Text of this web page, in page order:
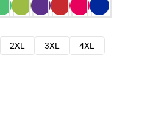
2XL 3XL
4XL